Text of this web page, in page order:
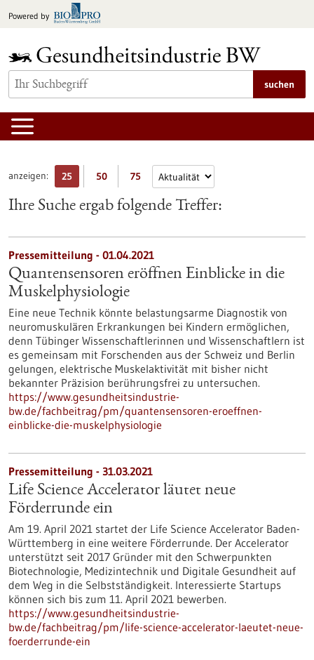
Inhalt
Powered by
suchen
anzeigen: 25 50 75
Ihre Suche ergab folgende Treffer:
Pressemitteilung - 01.04.2021
Quantensensoren eröffnen Einblicke in die
Muskelphysiologie
Eine neue Technik könnte belastungsarme Diagnostik von
neuromuskulären Erkrankungen bei Kindern ermöglichen,
denn Tübinger Wissenschaftlerinnen und Wissenschaftlern ist
es gemeinsam mit Forschenden aus der Schweiz und Berlin
gelungen, elektrische Muskelaktivität mit bisher nicht
bekannter Präzision berührungsfrei zu untersuchen.
https://www.gesundheitsindustrie-
bw.de/fachbeitrag/pm/quantensensoren-eroeffnen-
einblicke-die-muskelphysiologie
Pressemitteilung - 31.03.2021
Life Science Accelerator läutet neue
Förderrunde ein
Am 19. April 2021 startet der Life Science Accelerator Baden-
Württemberg in eine weitere Förderrunde. Der Accelerator
unterstützt seit 2017 Gründer mit den Schwerpunkten
Biotechnologie, Medizintechnik und Digitale Gesundheit auf
dem Weg in die Selbstständigkeit. Interessierte Startups
können sich bis zum 11. April 2021 bewerben.
https://www.gesundheitsindustrie-
bw.de/fachbeitrag/pm/life-science-accelerator-laeutet-neue-
foerderrunde-ein